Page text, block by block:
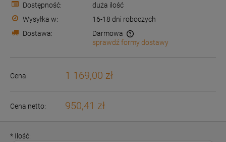
Dostępność:
duża ilość
Wysyłka w:
16-18 dni roboczych
Dostawa:
Darmowa
Cena nie zawiera ewentualnych kosztów płatności
sprawdź formy dostawy
Cena: 1 169,00 zł
Cena netto: 950,41 zł
* Ilość: